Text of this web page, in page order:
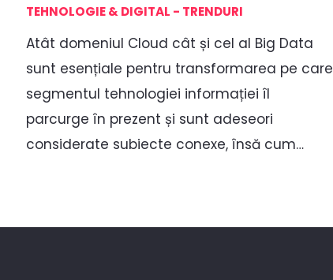
TEHNOLOGIE & DIGITAL - TRENDURI
Atât domeniul Cloud cât și cel al Big Data
sunt esențiale pentru transformarea pe care
segmentul tehnologiei informației îl
parcurge în prezent și sunt adeseori
considerate subiecte conexe, însă cum…